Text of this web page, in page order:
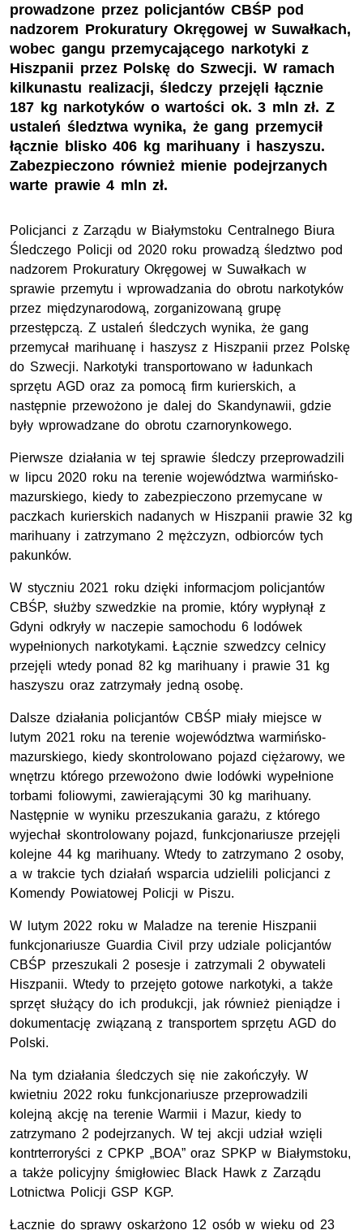
prowadzone przez policjantów CBŚP pod
nadzorem Prokuratury Okręgowej w Suwałkach,
wobec gangu przemycającego narkotyki z
Hiszpanii przez Polskę do Szwecji. W ramach
kilkunastu realizacji, śledczy przejęli łącznie
187 kg narkotyków o wartości ok. 3 mln zł. Z
ustaleń śledztwa wynika, że gang przemycił
łącznie blisko 406 kg marihuany i haszyszu.
Zabezpieczono również mienie podejrzanych
warte prawie 4 mln zł.
Policjanci z Zarządu w Białymstoku Centralnego Biura
Śledczego Policji od 2020 roku prowadzą śledztwo pod
nadzorem Prokuratury Okręgowej w Suwałkach w
sprawie przemytu i wprowadzania do obrotu narkotyków
przez międzynarodową, zorganizowaną grupę
przestępczą. Z ustaleń śledczych wynika, że gang
przemycał marihuanę i haszysz z Hiszpanii przez Polskę
do Szwecji. Narkotyki transportowano w ładunkach
sprzętu AGD oraz za pomocą firm kurierskich, a
następnie przewożono je dalej do Skandynawii, gdzie
były wprowadzane do obrotu czarnorynkowego.
Pierwsze działania w tej sprawie śledczy przeprowadzili
w lipcu 2020 roku na terenie województwa warmińsko-
mazurskiego, kiedy to zabezpieczono przemycane w
paczkach kurierskich nadanych w Hiszpanii prawie 32 kg
marihuany i zatrzymano 2 mężczyzn, odbiorców tych
pakunków.
W styczniu 2021 roku dzięki informacjom policjantów
CBŚP, służby szwedzkie na promie, który wypłynął z
Gdyni odkryły w naczepie samochodu 6 lodówek
wypełnionych narkotykami. Łącznie szwedzcy celnicy
przejęli wtedy ponad 82 kg marihuany i prawie 31 kg
haszyszu oraz zatrzymały jedną osobę.
Dalsze działania policjantów CBŚP miały miejsce w
lutym 2021 roku na terenie województwa warmińsko-
mazurskiego, kiedy skontrolowano pojazd ciężarowy, we
wnętrzu którego przewożono dwie lodówki wypełnione
torbami foliowymi, zawierającymi 30 kg marihuany.
Następnie w wyniku przeszukania garażu, z którego
wyjechał skontrolowany pojazd, funkcjonariusze przejęli
kolejne 44 kg marihuany. Wtedy to zatrzymano 2 osoby,
a w trakcie tych działań wsparcia udzielili policjanci z
Komendy Powiatowej Policji w Piszu.
W lutym 2022 roku w Maladze na terenie Hiszpanii
funkcjonariusze Guardia Civil przy udziale policjantów
CBŚP przeszukali 2 posesje i zatrzymali 2 obywateli
Hiszpanii. Wtedy to przejęto gotowe narkotyki, a także
sprzęt służący do ich produkcji, jak również pieniądze i
dokumentację związaną z transportem sprzętu AGD do
Polski.
Na tym działania śledczych się nie zakończyły. W
kwietniu 2022 roku funkcjonariusze przeprowadzili
kolejną akcję na terenie Warmii i Mazur, kiedy to
zatrzymano 2 podejrzanych. W tej akcji udział wzięli
kontrterroryści z CPKP „BOA” oraz SPKP w Białymstoku,
a także policyjny śmigłowiec Black Hawk z Zarządu
Lotnictwa Policji GSP KGP.
Łącznie do sprawy oskarżono 12 osób w wieku od 23